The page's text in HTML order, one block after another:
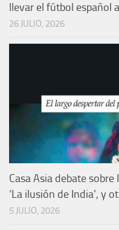
llevar el fútbol español
26 JULIO, 2026
Casa Asia debate
‘La ilusión de India’, y
5 JULIO, 2026